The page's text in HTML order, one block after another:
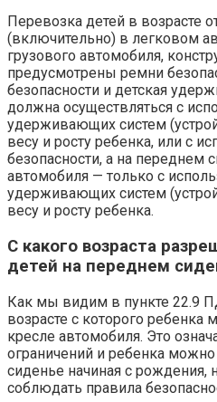
Перевозка детей в возрасте
(включительно) в легковом
грузового автомобиля,
предусмотрены ремни
безопасности и детская
должна осуществляться с
удерживающих систем
весу и росту ребенка, или с
безопасности, а на переднем
автомобиля — только с
удерживающих систем
весу и росту ребенка.
С какого возраста
детей на переднем
Как мы видим в пункте 22.9
возрасте с которого
кресле автомобиля. Это
ограничений и ребенка
сиденье начиная с рождения,
соблюдать правила